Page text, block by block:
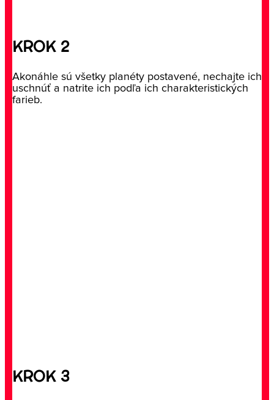
KROK 2
Akonáhle sú všetky planéty postavené, nechajte ich
uschnúť a natrite ich podľa ich charakteristických
farieb.
KROK 3